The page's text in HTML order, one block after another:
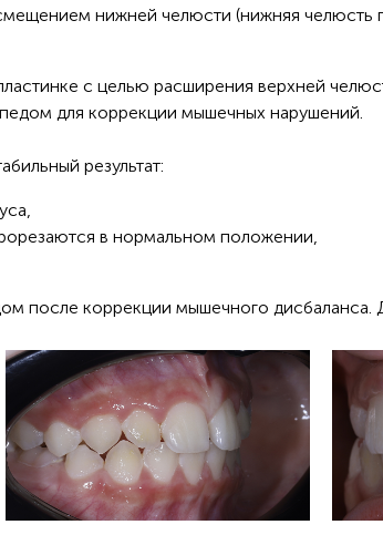
нижней челюсти (нижняя челюсть
с целью расширения верхней
для коррекции мышечных нарушений.
результат:
в нормальном положении,
после коррекции мышечного